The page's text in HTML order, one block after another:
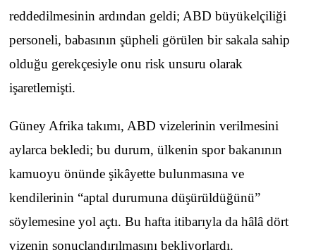
reddedilmesinin ardından geldi; ABD büyükelçiliği
personeli, babasının şüpheli görülen bir sakala sahip
olduğu gerekçesiyle onu risk unsuru olarak
işaretlemişti.
Güney Afrika takımı, ABD vizelerinin verilmesini
aylarca bekledi; bu durum, ülkenin spor bakanının
kamuoyu önünde şikâyette bulunmasına ve
kendilerinin “aptal durumuna düşürüldüğünü”
söylemesine yol açtı. Bu hafta itibarıyla da hâlâ dört
vizenin sonuçlandırılmasını bekliyorlardı.